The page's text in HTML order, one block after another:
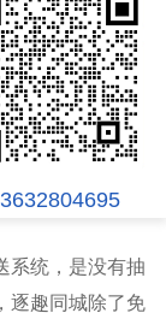
抢单、指派单
设置配送员实
保安全性。
用户的坐标位
一定程度后，
、生鲜配送等
系统，是没有抽
逐趣同城除了免